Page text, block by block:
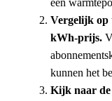
een
Vergelijk op
kWh-prijs.
kunnen het
Kijk naar